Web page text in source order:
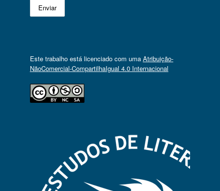
Este trabalho está licenciado com uma Atribuição-
NãoComercial-CompartilhaIgual 4.0 Internacional